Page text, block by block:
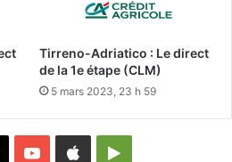
Tirreno-Adriatico : Le direct
de la 1e étape (CLM)
5 mars 2023, 23 h 59
YouTubeAppleGoogle